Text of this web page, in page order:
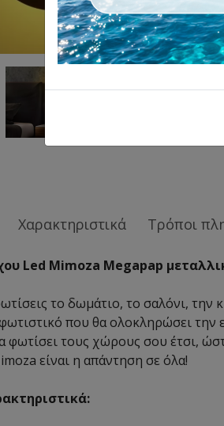
Χαρακτηριστικά Τρόποι
Led Mimoza Megapap
το δωμάτιο, το σαλόνι,
που θα ολοκληρώσει την
φωτίσει τους χώρους σου έτσι,
είναι η απάντηση σε όλα!